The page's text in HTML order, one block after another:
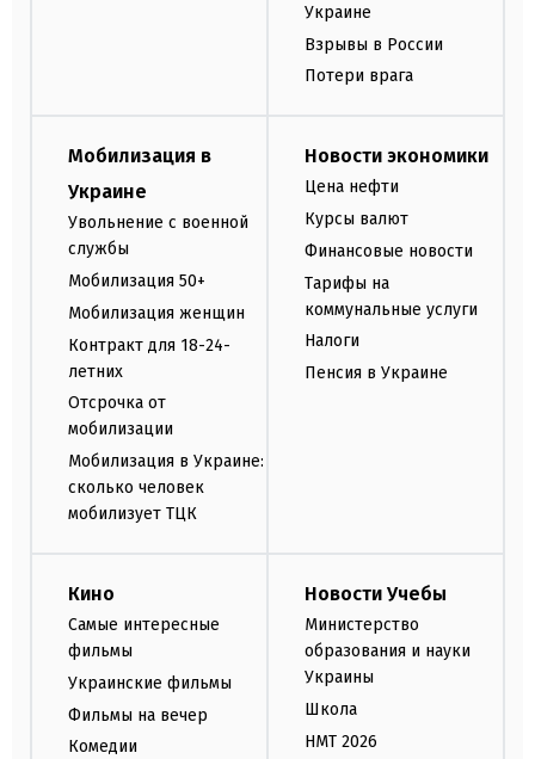
Украине
Взрывы в России
Потери врага
Мобилизация в
Украине
Увольнение с военной
службы
Мобилизация 50+
Мобилизация женщин
Контракт для 18-24-
летних
Отсрочка от
мобилизации
Мобилизация в Украине:
сколько человек
мобилизует ТЦК
Новости экономики
Цена нефти
Курсы валют
Финансовые новости
Тарифы на
коммунальные услуги
Налоги
Пенсия в Украине
Кино
Самые интересные
фильмы
Украинские фильмы
Фильмы на вечер
Комедии
Новости Учебы
Министерство
образования и науки
Украины
Школа
НМТ 2026